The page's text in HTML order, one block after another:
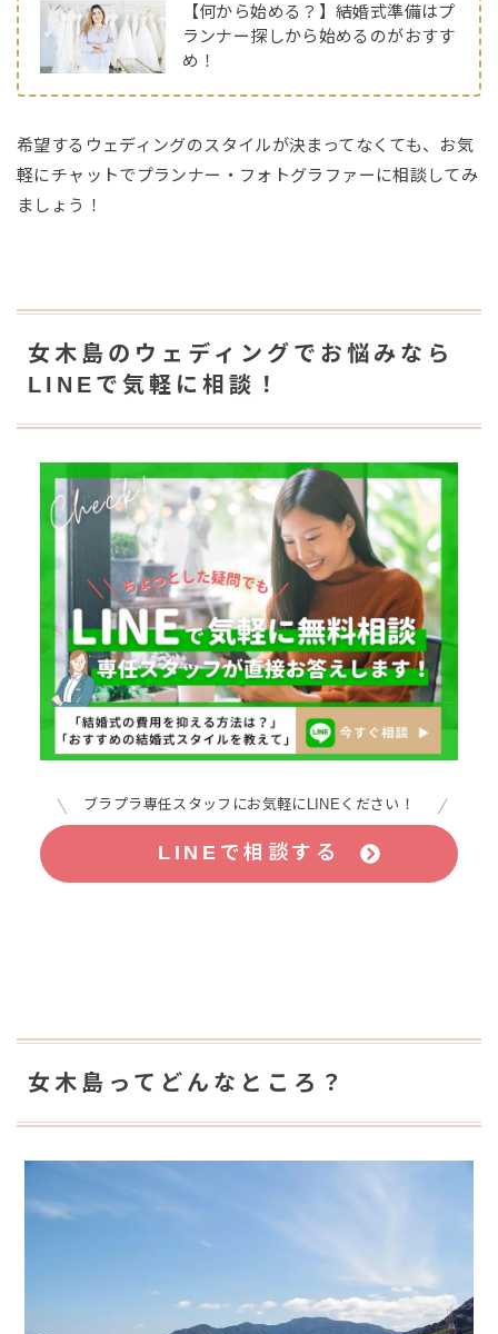
【何から始める？】結婚式準備はプ
ランナー探しから始めるのがおすす
め！
希望するウェディングのスタイルが決まってなくても、お気
軽にチャットでプランナー・フォトグラファーに相談してみ
ましょう！
女木島のウェディングでお悩みなら
LINEで気軽に相談！
ブラプラ専任スタッフにお気軽にLINEください！
LINEで相談する
女木島ってどんなところ？